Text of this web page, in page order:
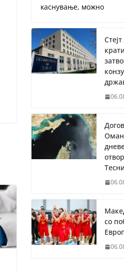
каснување, можно
со